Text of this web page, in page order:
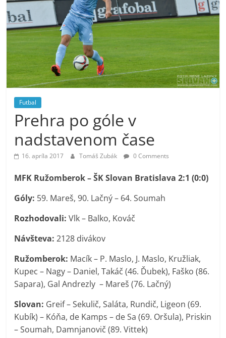
Futbal
Prehra po góle v
nadstavenom čase
16. apríla 2017 Tomáš Zubák 0 Comments
MFK Ružomberok – ŠK Slovan Bratislava 2:1 (0:0)
Góly: 59. Mareš, 90. Lačný – 64. Soumah
Rozhodovali: Vlk – Balko, Kováč
Návšteva: 2128 divákov
Ružomberok: Macík – P. Maslo, J. Maslo, Kružliak,
Kupec – Nagy – Daniel, Takáč (46. Ďubek), Faško (86.
Sapara), Gal Andrezly – Mareš (76. Lačný)
Slovan: Greif – Sekulič, Saláta, Rundič, Ligeon (69.
Kubík) – Kóňa, de Kamps – de Sa (69. Oršula), Priskin
– Soumah, Damnjanovič (89. Vittek)